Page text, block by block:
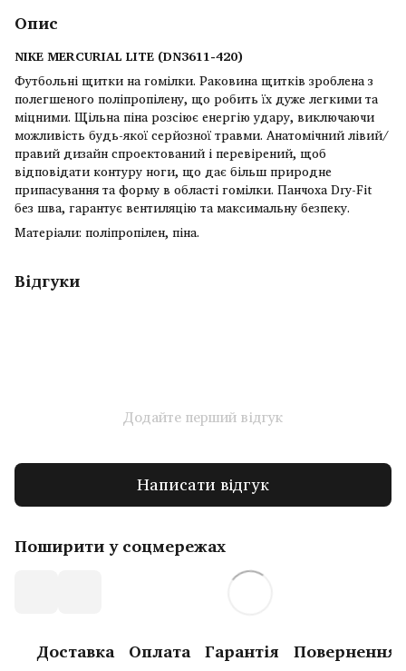
Опис
NIKE MERCURIAL LITE (DN3611-420)
Футбольні щитки на гомілки. Раковина щитків зроблена з
полегшеного поліпропілену, що робить їх дуже легкими та
міцними. Щільна піна розсіює енергію удару, виключаючи
можливість будь-якої серйозної травми. Анатомічний лівий/
правий дизайн спроектований і перевірений, щоб
відповідати контуру ноги, що дає більш природне
припасування та форму в області гомілки. Панчоха Dry-Fit
без шва, гарантує вентиляцію та максимальну безпеку.
Матеріали: поліпропілен, піна.
Відгуки
Додайте перший відгук
Написати відгук
Поширити у соцмережах
Доставка Оплата Гарантія Повернення